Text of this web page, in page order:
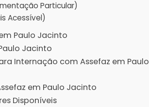
Particular)
Acessível)
Paulo Jacinto
Jacinto
Internação com Assefaz em Paulo
em Paulo Jacinto
Disponíveis